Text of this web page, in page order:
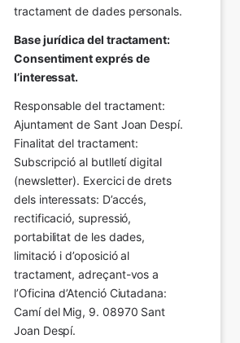
tractament de dades personals.
Base jurídica del tractament:
Consentiment exprés de
l’interessat.
Responsable del tractament:
Ajuntament de Sant Joan Despí.
Finalitat del tractament:
Subscripció al butlletí digital
(newsletter). Exercici de drets
dels interessats: D’accés,
rectificació, supressió,
portabilitat de les dades,
limitació i d’oposició al
tractament, adreçant-vos a
l’Oficina d’Atenció Ciutadana:
Camí del Mig, 9. 08970 Sant
Joan Despí.